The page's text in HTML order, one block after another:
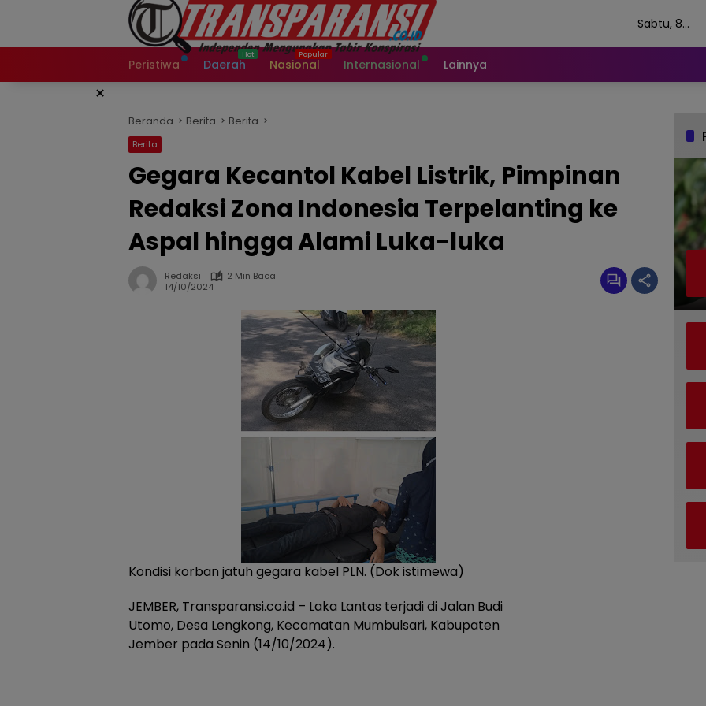
Sabtu, 8
Peristiwa
Daerah Nasional Internasional Lainnya
×
Beranda Berita Berita
Berita
Gegara Kecantol Kabel Listrik, Pimpinan
Redaksi Zona Indonesia Terpelanting ke
Aspal hingga Alami Luka-luka
Redaksi
2 Min Baca
14/10/2024
Kondisi korban jatuh gegara kabel PLN. (Dok istimewa)
JEMBER, Transparansi.co.id – Laka Lantas terjadi di Jalan Budi
Utomo, Desa Lengkong, Kecamatan Mumbulsari, Kabupaten
Jember pada Senin (14/10/2024).